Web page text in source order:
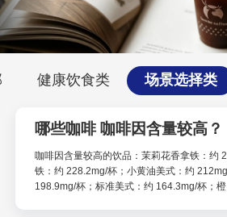
健康饮食类 场景选择类
哪些咖啡 咖啡因含量较高？
咖啡因含量较高的饮品：茉莉花香拿铁：约
铁：约 228.2mg/杯；小黄油美式：约
198.9mg/杯；标准美式：约 164.3mg/杯；